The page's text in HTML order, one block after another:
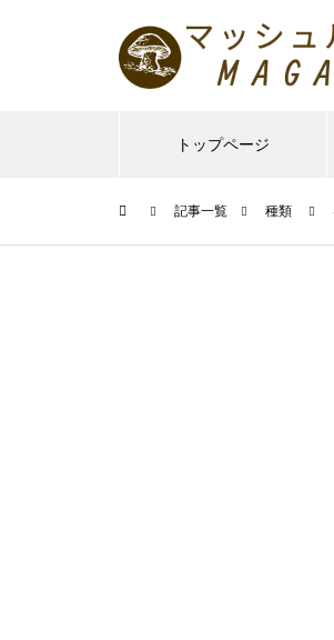
トップページ
記事一覧 種類